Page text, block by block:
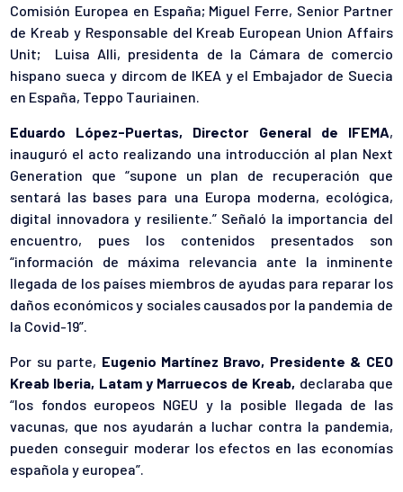
Comisión Europea en España; Miguel Ferre, Senior Partner
de Kreab y Responsable del Kreab European Union Affairs
Unit; Luisa Alli, presidenta de la Cámara de comercio
hispano sueca y dircom de IKEA y el Embajador de Suecia
en España, Teppo Tauriainen.
Eduardo López-Puertas, Director General de IFEMA,
inauguró el acto realizando una introducción al plan Next
Generation que “supone un plan de recuperación que
sentará las bases para una Europa moderna, ecológica,
digital innovadora y resiliente.” Señaló la importancia del
encuentro, pues los contenidos presentados son
“información de máxima relevancia ante la inminente
llegada de los países miembros de ayudas para reparar los
daños económicos y sociales causados por la pandemia de
la Covid-19”.
Por su parte, Eugenio Martínez Bravo, Presidente & CEO
Kreab Iberia, Latam y Marruecos de Kreab, declaraba que
“los fondos europeos NGEU y la posible llegada de las
vacunas, que nos ayudarán a luchar contra la pandemia,
pueden conseguir moderar los efectos en las economías
española y europea”.